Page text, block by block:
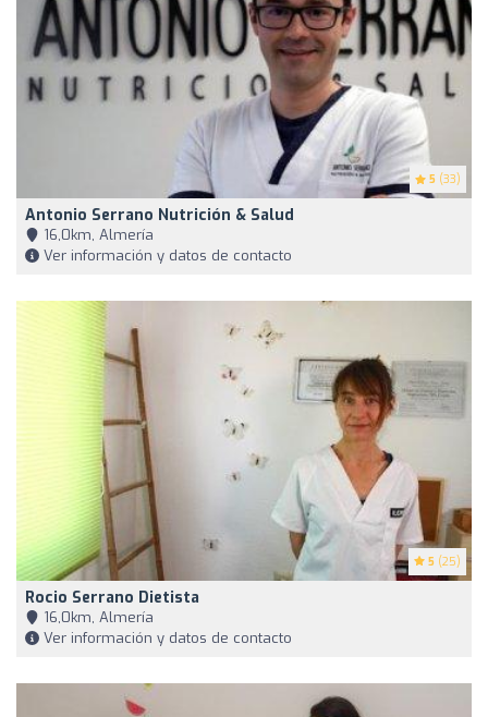
5 (33)
Antonio Serrano Nutrición & Salud
16,0km, Almería
Ver información y datos de contacto
5 (25)
Rocio Serrano Dietista
16,0km, Almería
Ver información y datos de contacto